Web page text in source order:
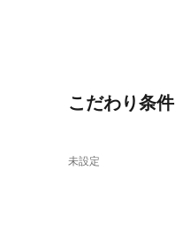
こだわり条件
未設定